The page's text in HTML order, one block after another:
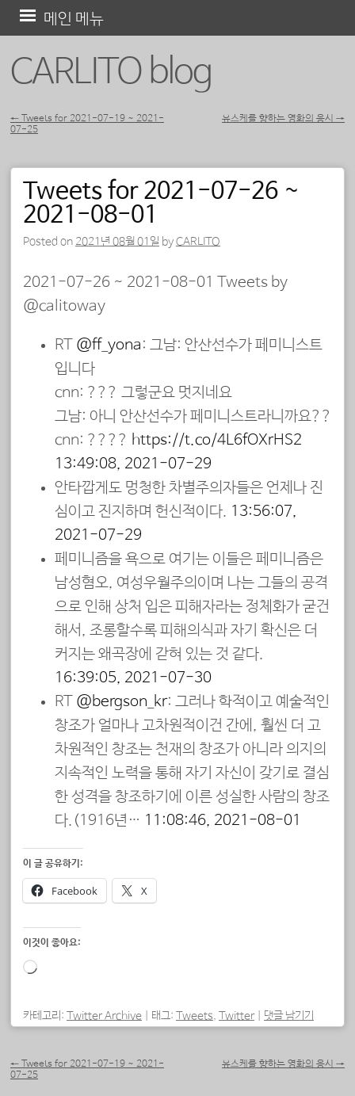
CARLITO blog
메인 메뉴
텐
포스트 내비게이션
← Tweets for 2021-07-19 ~ 2021-
07-25
유스케를 향하는 영화의 응시 →
Tweets for 2021-07-26 ~
2021-08-01
Posted on 2021년 08월 01일 byCARLITO
2021-07-26 ~ 2021-08-01 Tweets by
@calitoway
RT @ff_yona: 그남: 안산선수가 페미니스트
입니다
cnn: ??? 그렇군요 멋지네요
그남: 아니 안산선수가 페미니스트라니까요??
cnn: ???? https://t.co/4L6fOXrHS2
13:49:08, 2021-07-29
안타깝게도 멍청한 차별주의자들은 언제나 진
심이고 진지하며 헌신적이다. 13:56:07,
2021-07-29
페미니즘을 욕으로 여기는 이들은 페미니즘은
남성혐오, 여성우월주의이며 나는 그들의 공격
으로 인해 상처 입은 피해자라는 정체화가 굳건
해서, 조롱할수록 피해의식과 자기 확신은 더
커지는 왜곡장에 갇혀 있는 것 같다.
16:39:05, 2021-07-30
RT @bergson_kr: 그러나 학적이고 예술적인
창조가 얼마나 고차원적이건 간에, 훨씬 더 고
차원적인 창조는 천재의 창조가 아니라 의지의
지속적인 노력을 통해 자기 자신이 갖기로 결심
한 성격을 창조하기에 이른 성실한 사람의 창조
다.(1916년… 11:08:46, 2021-08-01
이 글 공유하기:
Facebook X
이것이 좋아요:
로
중...
카테고리: Twitter Archive 태그: Tweets, Twitter 댓글 남기기
← Tweets for 2021-07-19 ~ 2021-
07-25
유스케를 향하는 영화의 응시 →